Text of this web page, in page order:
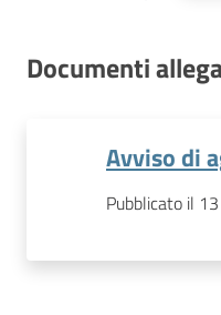
Documenti
Avviso di
Pubblicato il